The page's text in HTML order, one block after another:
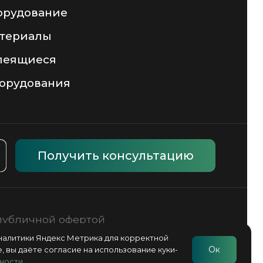
Яндекс Метрика для корректной
даёте согласие на использование куки-
Ок